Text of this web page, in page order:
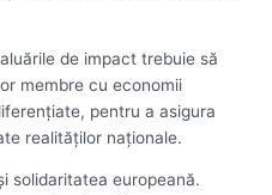
de impact trebuie să
membre cu economii
pentru a asigura
realităţilor naţionale.
solidaritatea europeană.